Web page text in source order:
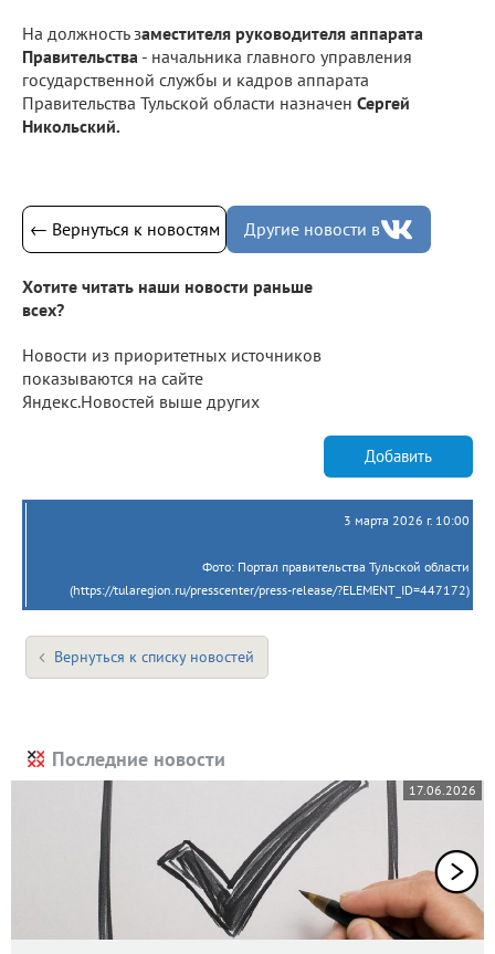
На должность заместителя руководителя аппарата
Правительства - начальника главного управления
государственной службы и кадров аппарата
Правительства Тульской области назначен Сергей
Никольский.
← Вернуться к новостям Другие новости в
Хотите читать наши новости раньше
всех?
Новости из приоритетных источников
показываются на сайте
Яндекс.Новостей выше других
Добавить
3 марта 2026 г. 10:00
Фото: Портал правительства Тульской области
(https://tularegion.ru/presscenter/press-release/?ELEMENT_ID=447172)
Вернуться к списку новостей
Последние новости
17.06.2026